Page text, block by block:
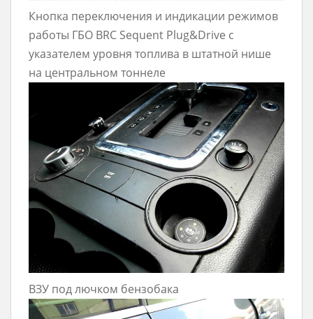
Кнопка переключения и индикации режимов
работы ГБО BRC Sequent Plug&Drive с
указателем уровня топлива в штатной нише
на центральном тоннеле
ВЗУ под лючком бензобака